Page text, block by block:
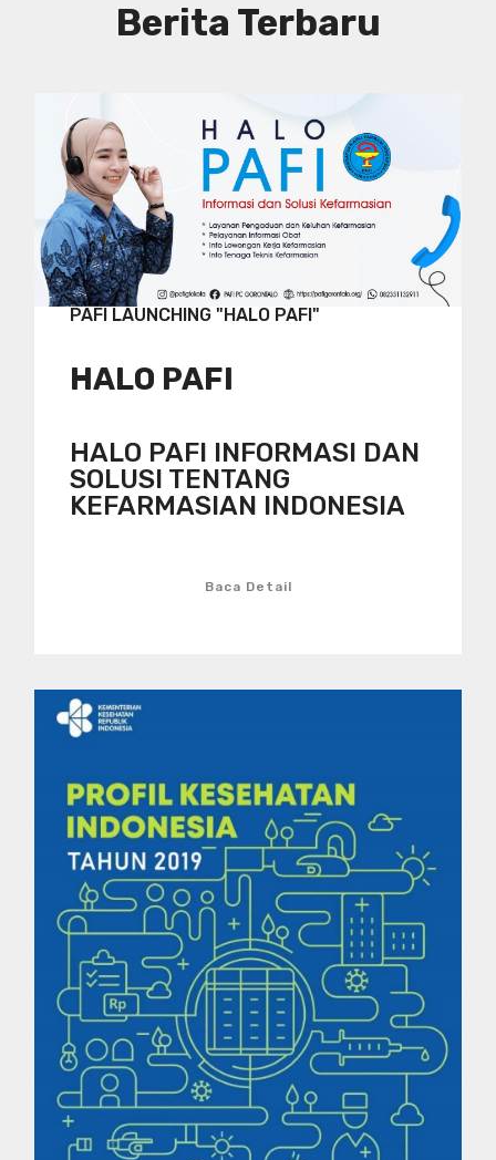
Berita Terbaru
PAFI LAUNCHING "HALO PAFI"
HALO PAFI
HALO PAFI INFORMASI DAN
SOLUSI TENTANG
KEFARMASIAN INDONESIA
Baca Detail